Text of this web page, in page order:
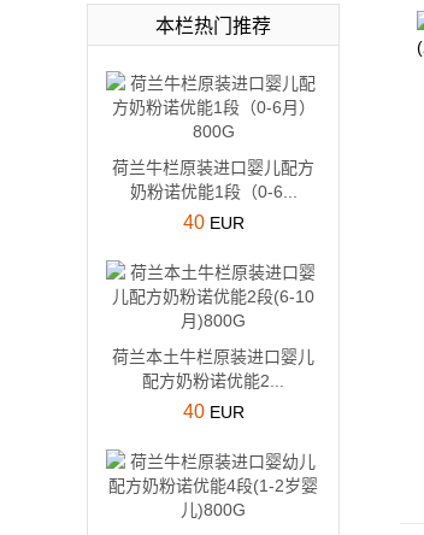
本栏热门推荐
荷兰牛栏原装进口婴儿配方
奶粉诺优能1段（0-6...
40EUR
荷兰本土牛栏原装进口婴儿
配方奶粉诺优能2...
40EUR